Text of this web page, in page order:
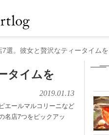
選。彼女と贅沢なティータイムを
タイムを
2019.01.13
エールマルコリーニなど
名店7つをピックアッ